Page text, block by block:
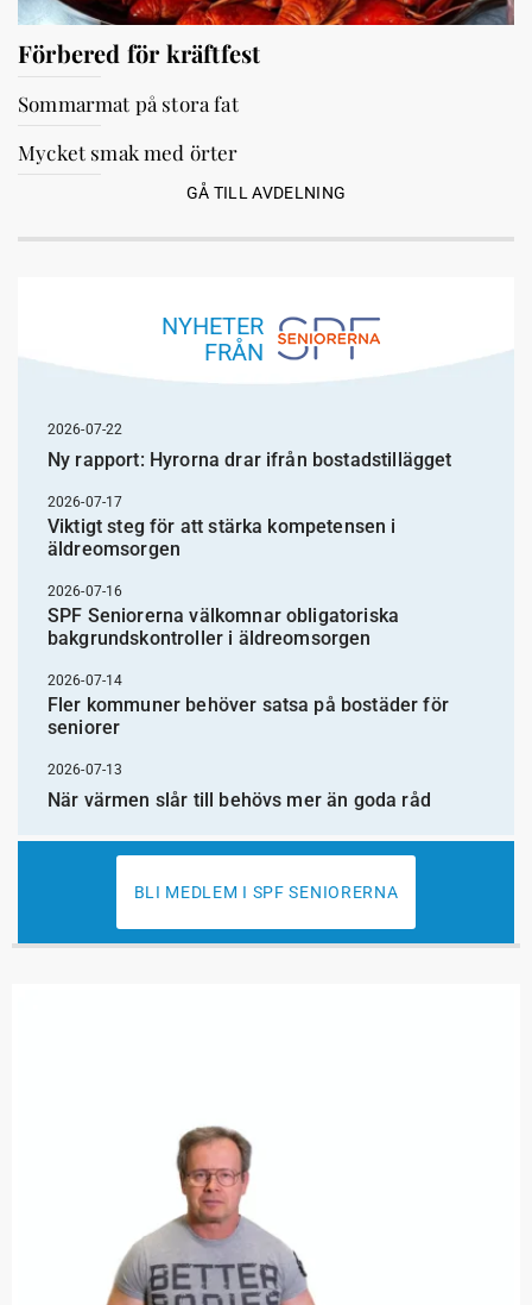
Förbered för kräftfest
Sommarmat på stora fat
Mycket smak med örter
GÅ TILL AVDELNING
NYHETER
FRÅN
2026-07-22
Ny rapport: Hyrorna drar ifrån bostadstillägget
2026-07-17
Viktigt steg för att stärka kompetensen i
äldreomsorgen
2026-07-16
SPF Seniorerna välkomnar obligatoriska
bakgrundskontroller i äldreomsorgen
2026-07-14
Fler kommuner behöver satsa på bostäder för
seniorer
2026-07-13
När värmen slår till behövs mer än goda råd
BLI MEDLEM I SPF SENIORERNA